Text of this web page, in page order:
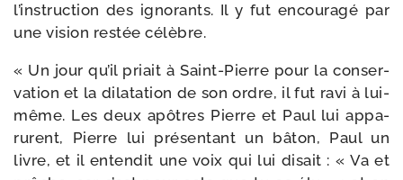
l’instruction des igno­rants. Il y fut encou­ra­gé par
une vision res­tée célèbre.
« Un jour qu’il priait à Saint-​Pierre pour la conser­
va­tion et la dila­ta­tion de son ordre, il fut ravi à lui-​
même. Les deux apôtres Pierre et Paul lui appa­
rurent, Pierre lui pré­sen­tant un bâton, Paul un
livre, et il enten­dit une voix qui lui disait : « Va et